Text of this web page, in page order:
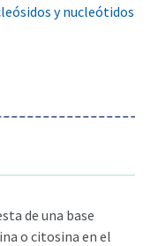
y nucleótidos
de una base
o citosina en el